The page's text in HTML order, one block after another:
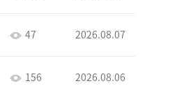
47 2026.08.07
156 2026.08.06